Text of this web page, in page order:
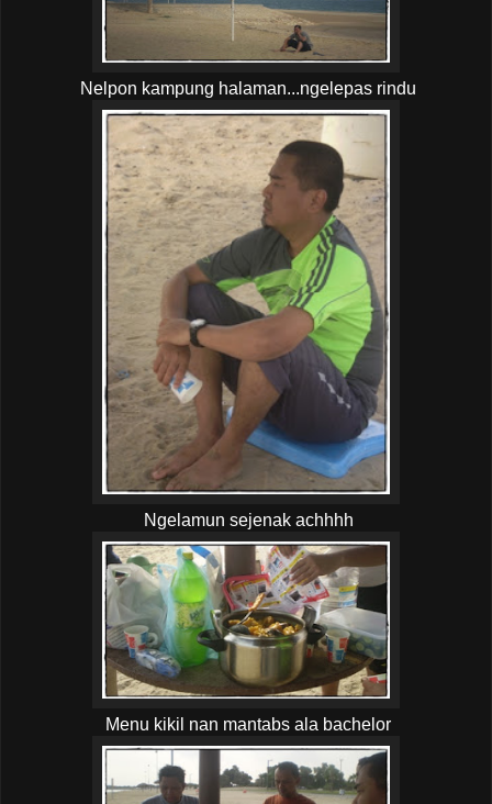
Nelpon kampung halaman...ngelepas rindu
Ngelamun sejenak achhhh
Menu kikil nan mantabs ala bachelor